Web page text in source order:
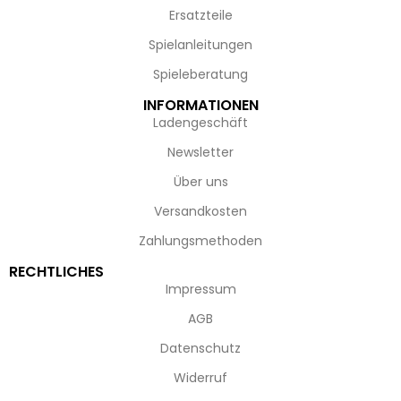
Ersatzteile
Spielanleitungen
Spieleberatung
INFORMATIONEN
Ladengeschäft
Newsletter
Über uns
Versandkosten
Zahlungsmethoden
RECHTLICHES
Impressum
AGB
Datenschutz
Widerruf